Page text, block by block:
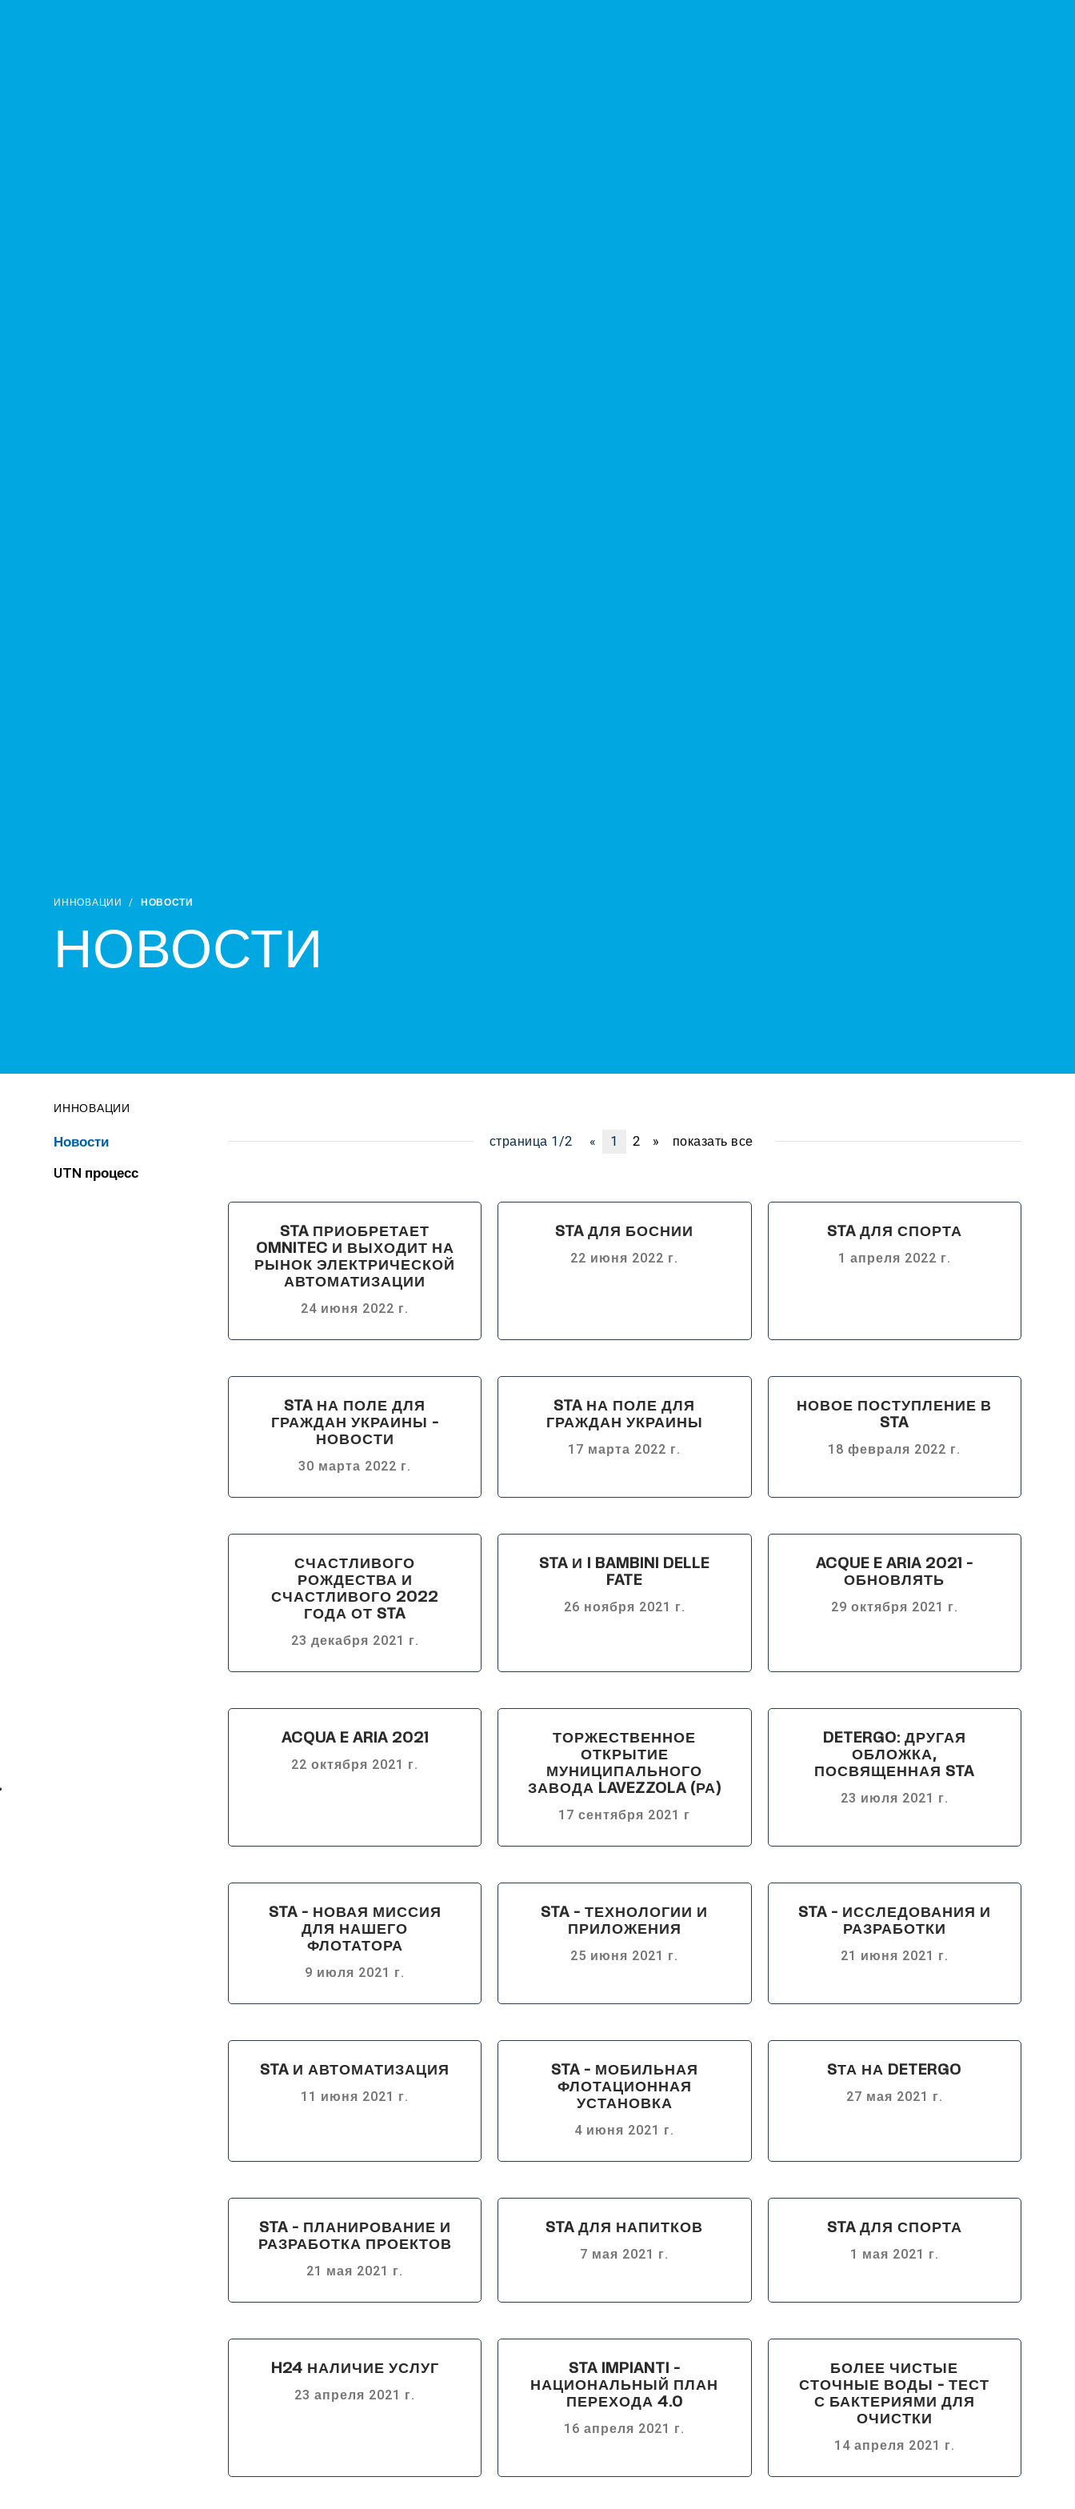
ИННОВАЦИИ / НОВОСТИ
НОВОСТИ
ИННОВАЦИИ
Новости
UTN процесс
страница 1/2 « 1 2 » показать все
STA ПРИОБРЕТАЕТ
OMNITEC И ВЫХОДИТ НА
РЫНОК ЭЛЕКТРИЧЕСКОЙ
АВТОМАТИЗАЦИИ
24 июня 2022 г.
STA ДЛЯ БОСНИИ
22 июня 2022 г.
STA ДЛЯ СПОРТА
1 апреля 2022 г.
STA НА ПОЛЕ ДЛЯ
ГРАЖДАН УКРАИНЫ -
НОВОСТИ
30 марта 2022 г.
STA НА ПОЛЕ ДЛЯ
ГРАЖДАН УКРАИНЫ
17 марта 2022 г.
НОВОЕ ПОСТУПЛЕНИЕ В
STA
18 февраля 2022 г.
СЧАСТЛИВОГО
РОЖДЕСТВА И
СЧАСТЛИВОГО 2022
ГОДА ОТ STA
23 декабря 2021 г.
STA И I BAMBINI DELLE
FATE
26 ноября 2021 г.
ACQUE E ARIA 2021 -
ОБНОВЛЯТЬ
29 октября 2021 г.
ACQUA E ARIA 2021
22 октября 2021 г.
ТОРЖЕСТВЕННОЕ
ОТКРЫТИЕ
МУНИЦИПАЛЬНОГО
ЗАВОДА LAVEZZOLA (РА)
17 сентября 2021 г
DETERGO: ДРУГАЯ
ОБЛОЖКА,
ПОСВЯЩЕННАЯ STA
23 июля 2021 г.
STA - НОВАЯ МИССИЯ
ДЛЯ НАШЕГО
ФЛОТАТОРА
9 июля 2021 г.
STA - ТЕХНОЛОГИИ И
ПРИЛОЖЕНИЯ
25 июня 2021 г.
STA - ИССЛЕДОВАНИЯ И
РАЗРАБОТКИ
21 июня 2021 г.
STA И АВТОМАТИЗАЦИЯ
11 июня 2021 г.
STA - МОБИЛЬНАЯ
ФЛОТАЦИОННАЯ
УСТАНОВКА
4 июня 2021 г.
SТА НА DETERGO
27 мая 2021 г.
STA - ПЛАНИРОВАНИЕ И
РАЗРАБОТКА ПРОЕКТОВ
21 мая 2021 г.
STA ДЛЯ НАПИТКОВ
7 мая 2021 г.
STA ДЛЯ СПОРТА
1 мая 2021 г.
H24 НАЛИЧИЕ УСЛУГ
23 апреля 2021 г.
STA IMPIANTI -
НАЦИОНАЛЬНЫЙ ПЛАН
ПЕРЕХОДА 4.0
16 апреля 2021 г.
БОЛЕЕ ЧИСТЫЕ
СТОЧНЫЕ ВОДЫ - ТЕСТ
С БАКТЕРИЯМИ ДЛЯ
ОЧИСТКИ
14 апреля 2021 г.